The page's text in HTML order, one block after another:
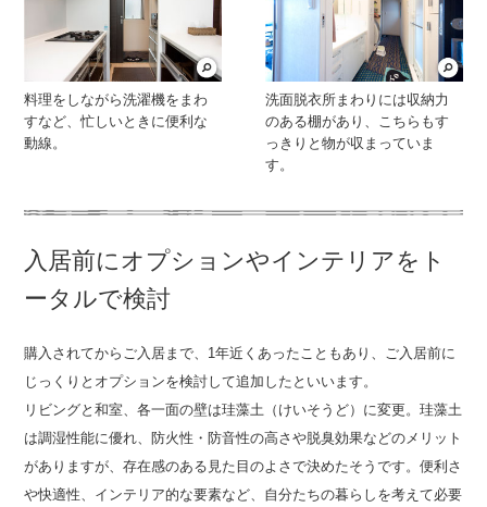
料理をしながら洗濯機をまわ
すなど、忙しいときに便利な
動線。
洗面脱衣所まわりには収納力
のある棚があり、こちらもす
っきりと物が収まっていま
す。
入居前にオプションやインテリアをト
ータルで検討
購入されてからご入居まで、1年近くあったこともあり、ご入居前に
じっくりとオプションを検討して追加したといいます。
リビングと和室、各一面の壁は珪藻土（けいそうど）に変更。珪藻土
は調湿性能に優れ、防火性・防音性の高さや脱臭効果などのメリット
がありますが、存在感のある見た目のよさで決めたそうです。便利さ
や快適性、インテリア的な要素など、自分たちの暮らしを考えて必要